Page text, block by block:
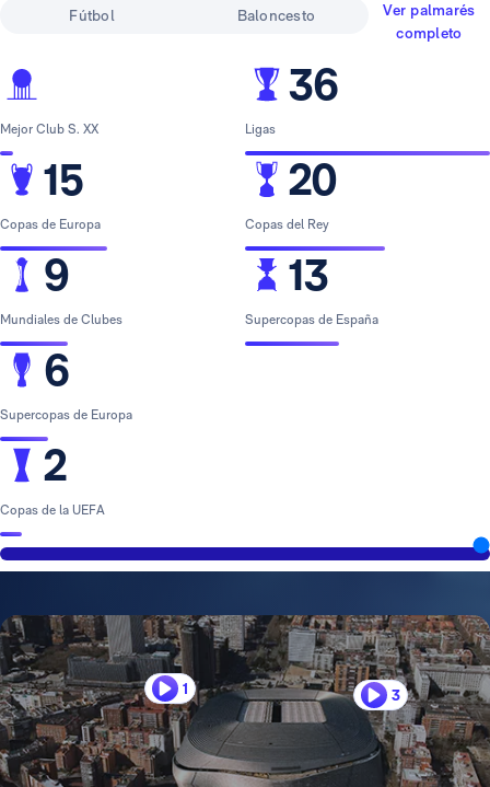
Fútbol Baloncesto
Ver palmarés
completo
Mejor Club S. XX
15
Copas de Europa
9
Mundiales de Clubes
6
Supercopas de Europa
2
Copas de la UEFA
36
Ligas
20
Copas del Rey
13
Supercopas de España
1 3